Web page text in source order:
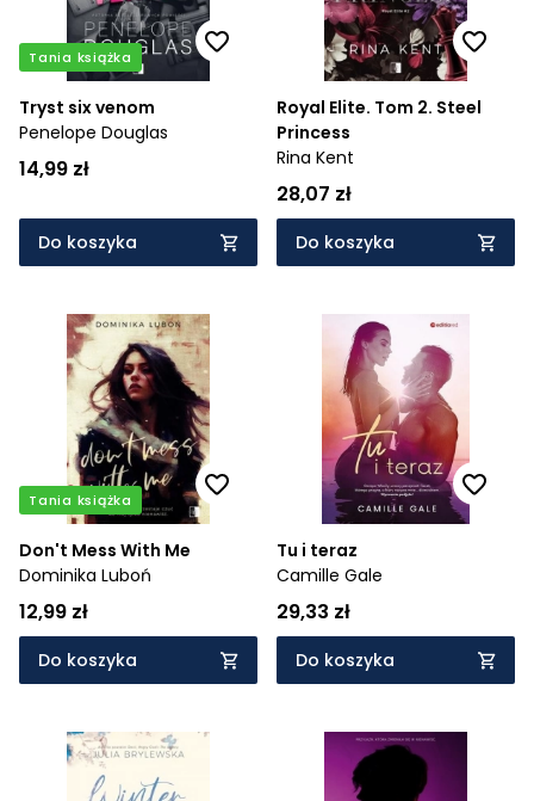
Tania książka
Tryst six venom
Penelope Douglas
14,99 zł
Do koszyka
Royal Elite. Tom 2. Steel
Princess
Rina Kent
28,07 zł
Do koszyka
Tania książka
Don't Mess With Me
Dominika Luboń
12,99 zł
Do koszyka
Tu i teraz
Camille Gale
29,33 zł
Do koszyka